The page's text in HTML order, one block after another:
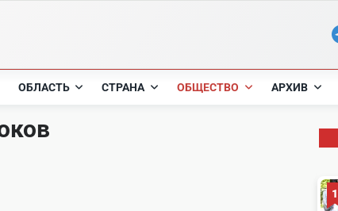
ОБЛАСТЬ СТРАНА ОБЩЕСТВО АРХИВ